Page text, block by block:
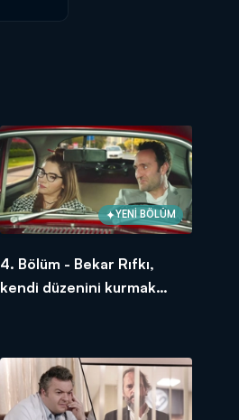
YENİ BÖLÜM
4. Bölüm - Bekar Rıfkı,
kendi düzenini kurmak